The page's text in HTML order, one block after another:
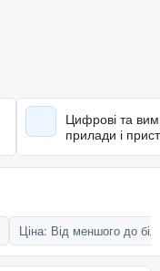
Цифрові та
прилади і
Ціна: Від меншого до